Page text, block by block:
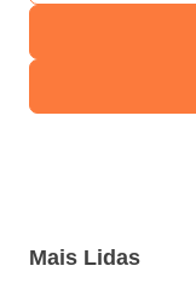
Mais Lidas